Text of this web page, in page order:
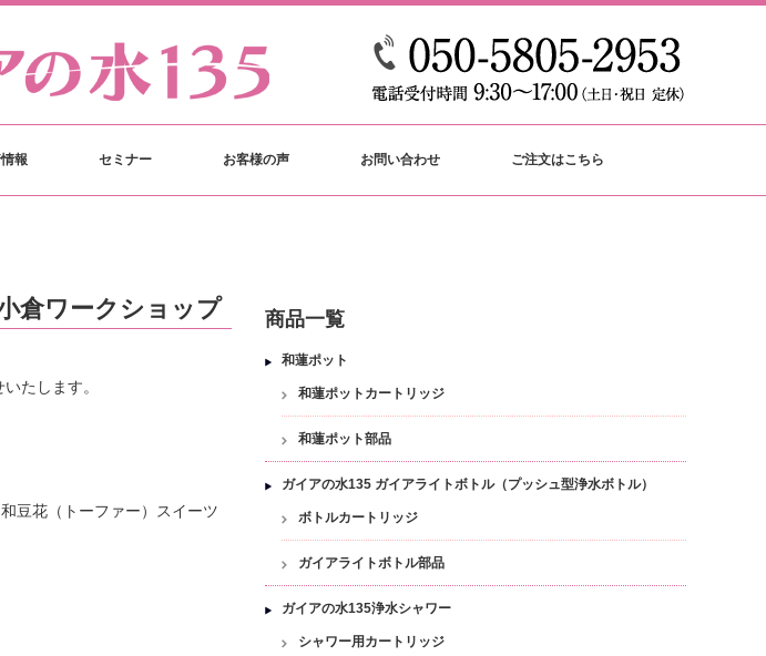
報 セミナー お客様の声 お問い合わせ ご注文はこちら
倉ワークショップ
たします。
豆花（トーファー）スイーツ
商品一覧
和蓮ポット
和蓮ポットカートリッジ
和蓮ポット部品
ガイアの水135 ガイアライトボトル（プッシュ型浄水ボトル）
ボトルカートリッジ
ガイアライトボトル部品
ガイアの水135浄水シャワー
シャワー用カートリッジ